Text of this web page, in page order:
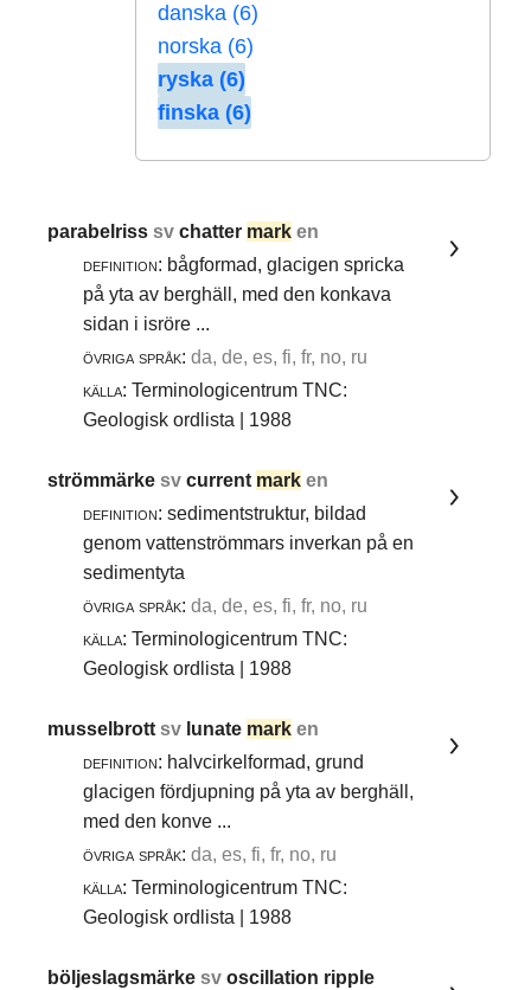
danska (6)
norska (6)
ryska (6)
finska (6)
parabelrisssvchatter mark en
definition: bågformad, glacigen spricka
på yta av berghäll, med den konkava
sidan i isröre ...
övriga språk: da, de, es, fi, fr, no, ru
källa: Terminologicentrum TNC:
Geologisk ordlista | 1988
strömmärkesvcurrent mark en
definition: sedimentstruktur, bildad
genom vattenströmmars inverkan på en
sedimentyta
övriga språk: da, de, es, fi, fr, no, ru
källa: Terminologicentrum TNC:
Geologisk ordlista | 1988
musselbrottsv lunate mark en
definition: halvcirkelformad, grund
glacigen fördjupning på yta av berghäll,
med den konve ...
övriga språk: da, es, fi, fr, no, ru
källa: Terminologicentrum TNC:
Geologisk ordlista | 1988
böljeslagsmärkesvoscillation ripple